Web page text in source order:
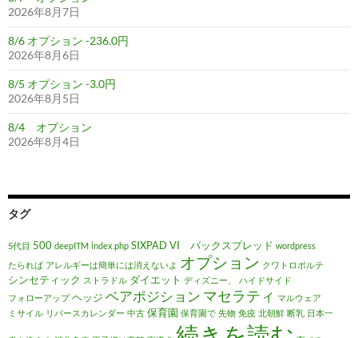
2026年8月7日
8/6 オプション -236.0円
2026年8月6日
8/5 オプション -3.0円
2026年8月5日
8/4 オプション
2026年8月4日
タグ
5代目 500 deepITM index.php SIXPADVI バックスプレッド wordpress
たられば アレルギーは簡単には消えないよ オプション クワトロポルテ
シンセティック ストラドル ダイエット ディズニー、
ハイドサイド
フォローアップ ヘッジ ベアポジション マセラティ マルウェア
ミサイル リバースカレンダー 中古 保育園 保育園で 先物 免疫 北朝鮮 断乳 日本一